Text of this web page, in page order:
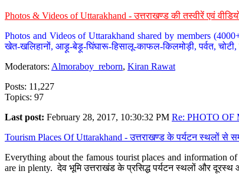
Photos & Videos of Uttarakhand - उत्तराखण्ड की तस्वीरें एवं
Photos and Videos of Uttarakhand shared by members
खेत-खलिहानों, आड़ू-बेड़ू-घिंघारू-हिसालू-काफल-किलमोड़ी, पर्वत,
Moderators: Almoraboy_reborn, Kiran Rawat
Posts: 11,227
Topics: 97
Last post: February 28, 2017, 10:30:32 PM Re: PHOTO
Tourism Places Of Uttarakhand - उत्तराखण्ड के पर्यटन स्थलों से
Everything about the famous tourist places and information
are in plenty. देव भूमि उत्तराखंड के प्रसिद्ध पर्यटन स्थलों और